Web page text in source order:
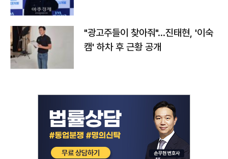
"광고주들이 찾아줘"…진태현, '이숙
캠' 하차 후 근황 공개